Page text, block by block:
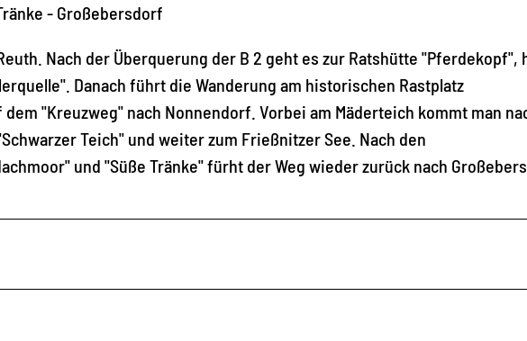
- Großebersdorf
Nach der Überquerung der B 2 geht es zur Ratshütte "Pferdekopf",
Danach führt die Wanderung am historischen Rastplatz
"Kreuzweg" nach Nonnendorf. Vorbei am Mäderteich kommt man
Teich" und weiter zum Frießnitzer See. Nach den
und "Süße Tränke" fürht der Weg wieder zurück nach